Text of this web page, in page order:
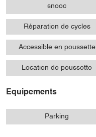
snooc
Réparation de cycles
Accessible en poussette
Location de poussette
Equipements
Parking